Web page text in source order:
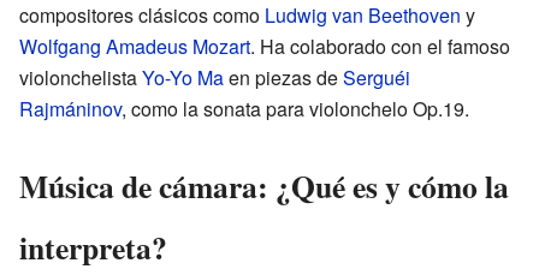
compositores clásicos como Ludwig van Beethoven y
Wolfgang Amadeus Mozart. Ha colaborado con el famoso
violonchelistaYo-Yo Maen piezas deSerguéi
Rajmáninov, como la sonata para violonchelo Op.19.
Música de cámara: ¿Qué es y cómo la
interpreta?